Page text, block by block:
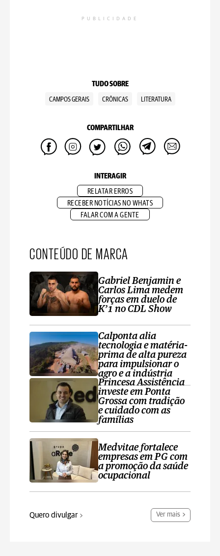
PUBLICIDADE
TUDO SOBRE
CAMPOS GERAIS CRÔNICAS LITERATURA
COMPARTILHAR
INTERAGIR
RELATAR ERROS
RECEBER NOTÍCIAS NO WHATS
FALAR COM A GENTE
CONTEÚDO DE MARCA
Gabriel Benjamin e
Carlos Lima medem
forças em duelo de
K’1 no CDL Show
Calponta alia
tecnologia e matéria-
prima de alta pureza
para impulsionar o
agro e a indústria
Princesa Assistência
investe em Ponta
Grossa com tradição
e cuidado com as
famílias
Medvitae fortalece
empresas em PG com
a promoção da saúde
ocupacional
Quero divulgar Ver mais